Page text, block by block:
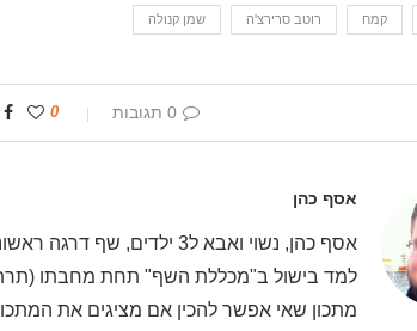
קמח רוטב סרירצ'ה שמן קנולה
0 תגובות 0
אסף כהן
אסף כהן, נשוי ואבא ל3
למד בישול ב"מכללת השף" תחת מחבתו
מתכון שאי אפשר להכין אם מציגים את